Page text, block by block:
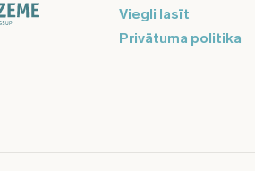
Viegli lasīt
Privātuma politika